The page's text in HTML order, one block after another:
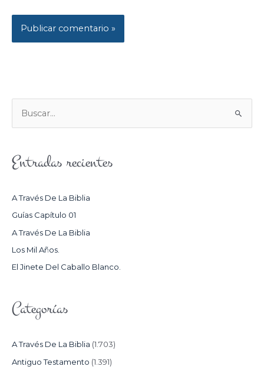
U
C
R
:
Entradas recientes
A Través De La Biblia
Guías Capítulo 01
A Través De La Biblia
Los Mil Años.
El Jinete Del Caballo Blanco.
Categorías
A Través De La Biblia (1.703)
Antiguo Testamento (1.391)